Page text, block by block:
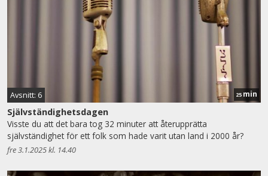
Avsnitt: 6 25 min
Självständighetsdagen
Visste du att det bara tog 32 minuter att återupprätta
självständighet för ett folk som hade varit utan land i 2000 år?
fre 3.1.2025 kl. 14.40